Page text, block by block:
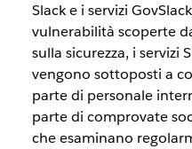
Slack e i servizi
vulnerabilità scoperte
sulla sicurezza, i servizi
vengono sottoposti a
parte di personale
parte di comprovate
che esaminano